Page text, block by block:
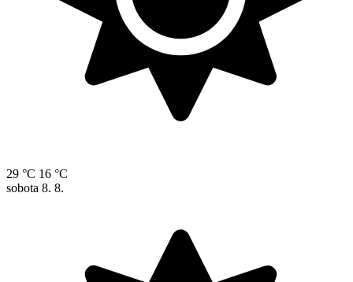
29 °C 16 °C
sobota 8. 8.